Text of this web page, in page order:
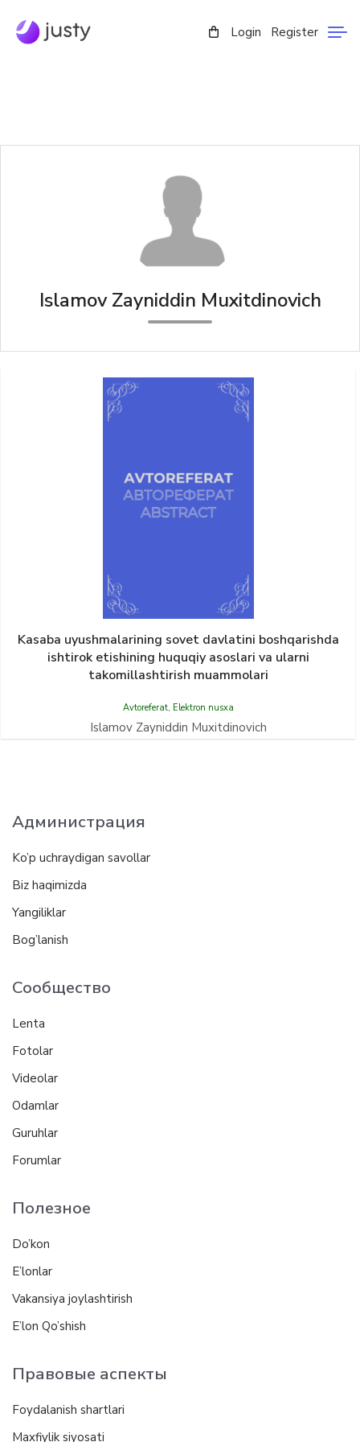
Login Register
Islamov Zayniddin Muxitdinovich
Kasaba uyushmalarining sovet davlatini boshqarishda
ishtirok etishining huquqiy asoslari va ularni
takomillashtirish muammolari
Avtoreferat, Elektron nusxa
Islamov Zayniddin Muxitdinovich
Администрация
Ko’p uchraydigan savollar
Biz haqimizda
Yangiliklar
Bog’lanish
Сообщество
Lenta
Fotolar
Videolar
Odamlar
Guruhlar
Forumlar
Полезное
Do’kon
E’lonlar
Vakansiya joylashtirish
E’lon Qo’shish
Правовые аспекты
Foydalanish shartlari
Maxfiylik siyosati